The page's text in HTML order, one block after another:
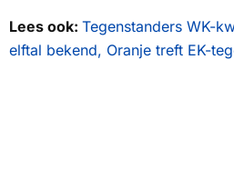
Lees ook: Tegenstanders WK-
elftal bekend, Oranje treft EK-